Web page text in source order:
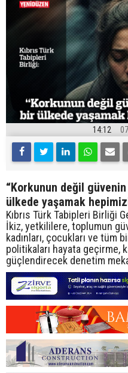
14:12
“Korkunun değil
ülkede yaşamak
Kıbrıs Türk Tabipleri Birliği
İkiz, yetkililere, toplumun
kadınları, çocukları ve tüm
politikaları hayata geçirme,
güçlendirecek denetim